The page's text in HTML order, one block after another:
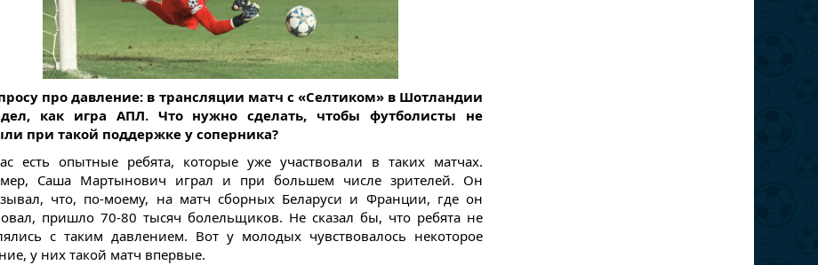
про давление: в трансляции матч с «Селтиком» в Шотландии
как игра АПЛ. Что нужно сделать, чтобы футболисты не
при такой поддержке у соперника?
есть опытные ребята, которые уже участвовали в таких матчах.
Саша Мартынович играл и при большем числе зрителей. Он
что, по-моему, на матч сборных Беларуси и Франции, где он
пришло 70-80 тысяч болельщиков. Не сказал бы, что ребята не
с таким давлением. Вот у молодых чувствовалось некоторое
у них такой матч впервые.